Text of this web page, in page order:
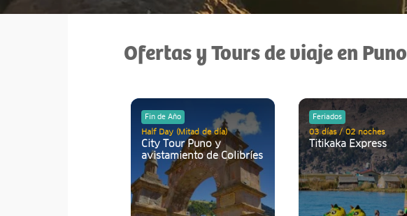
Ofertas y Tours de viaje en Puno
Fin de Año
Half Day (Mitad de día)
City Tour Puno y
avistamiento de Colibríes
Feriados
03 días / 02 noches
Titikaka Express